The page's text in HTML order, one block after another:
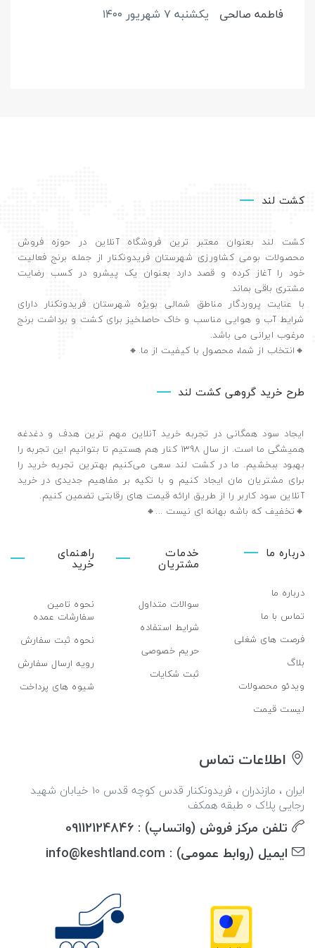
فاطمه صالحی يكشنبه ۷ شهريور ۱۴۰۰
کشت لند
کشت لند بعنوان معتبر ترین فروشگاه آنلاین در حوزه فروش
محصولات بومی کشاورزی شهرستان فریدونکنار از جمله برنج فعالیت
خود را آغاز کرده و قصد دارد بعنوان یک پیشرو در کسب رضایت
مشتری باقی بماند.
با عنایت پروردگار مناطق شمالی بویژه شهرستان فریدونکنار دارای
شرایط آب و هوایی مناسب و خاک حاصلخیز برای کشت و برداشت برنج
مرغوب ایرانی می باشد.
🔸️انتخاب از شما، محصول با کیفیت از ما.🔸️
طرح خرید گروهی کشت لند
ایجاد سود همگانی در تجربه خرید آنلاین مهم ترین هدف و دغدغه
همیشگی ما است. از سال 1398 کنار هم هستیم تا بتوانیم این تجربه را
بهبود ببخشیم. ما در کشت لند سعی می‌کنیم بهترین تجربه خرید را
برای مشتریان مان ایجاد کنیم و با تکیه بر مفاهیم جدیدی در خرید
آنلاین سود کاربر را از طریق ارائه قیمت های رقابتی تضمین ‌کنیم.
🔸تخفیف که باشه بهانه ای نیست ...🔸️
درباره ما
درباره ما
تماس با ما
فرصت های شغلی
بلاگ
ویدئو محصولات
لیست قیمت
خدمات
مشتریان
سوالات متداول
شرایط استفاده
حریم خصوصی
ثبت شکایات
راهنمای
خرید
نحوه تامین
سفارشات عمده
نحوه ثبت سفارش
رویه ارسال سفارش
شیوه های پرداخت
اطلاعات تماس
ایران ، مازندران ، فریدونکنار قدس کوچه قدس 10 خیابان شهید
رجایی پلاک 0 طبقه همکف
تلفن مرکز فروش (واتساپ) : 09112124846
ایمیل (روابط عمومی) : info@keshtland.com